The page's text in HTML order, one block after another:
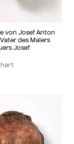
von Josef Anton
des Malers
Josef
Album